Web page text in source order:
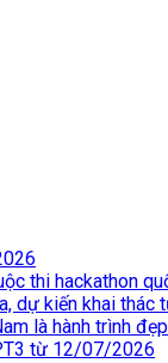
thi hackathon
dự kiến khai
là hành trình
từ 12/07/2026